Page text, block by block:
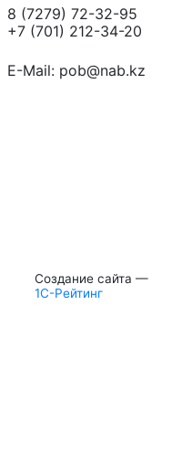
8 (7279) 72-32-95
+7 (701) 212-34-20
E-Mail: pob@nab.kz
Создание сайта —
1С-Рейтинг